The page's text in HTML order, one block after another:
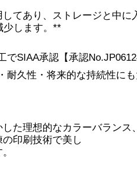
てあり、ストレージと中に
少します。**
でSIAA承認【承認
耐久性・将来的な持続性
た理想的なカラーバランス
の印刷技術で美し